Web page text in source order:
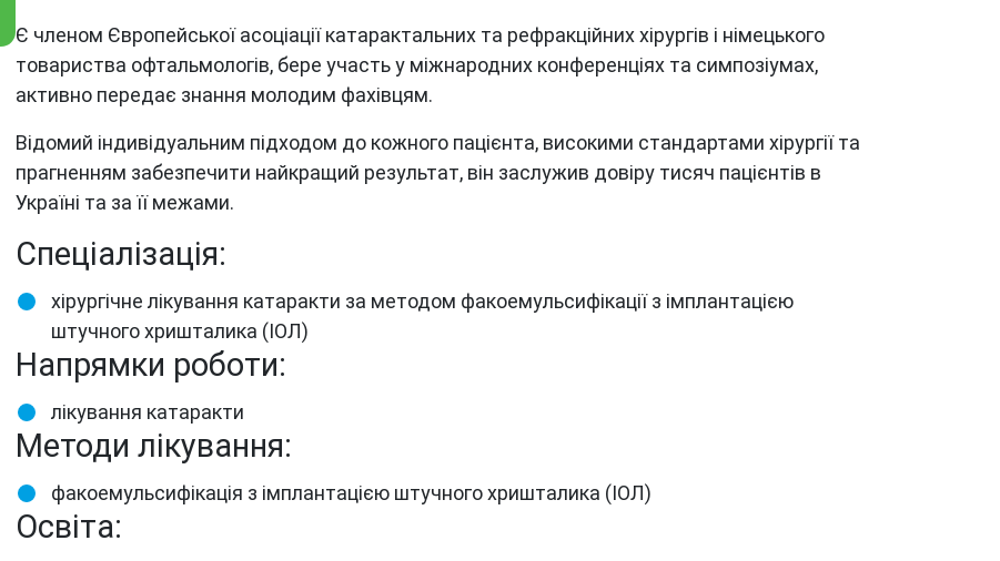
Є членом Європейської асоціації катарактальних та рефракційних хірургів і німецького
товариства офтальмологів, бере участь у міжнародних конференціях та симпозіумах,
активно передає знання молодим фахівцям.
Відомий індивідуальним підходом до кожного пацієнта, високими стандартами хірургії та
прагненням забезпечити найкращий результат, він заслужив довіру тисяч пацієнтів в
Україні та за її межами.
Спеціалізація:
хірургічне лікування катаракти за методом факоемульсифікації з імплантацією
штучного хришталика (ІОЛ)
Напрямки роботи:
лікування катаракти
Методи лікування:
факоемульсифікація з імплантацією штучного хришталика (ІОЛ)
Освіта: